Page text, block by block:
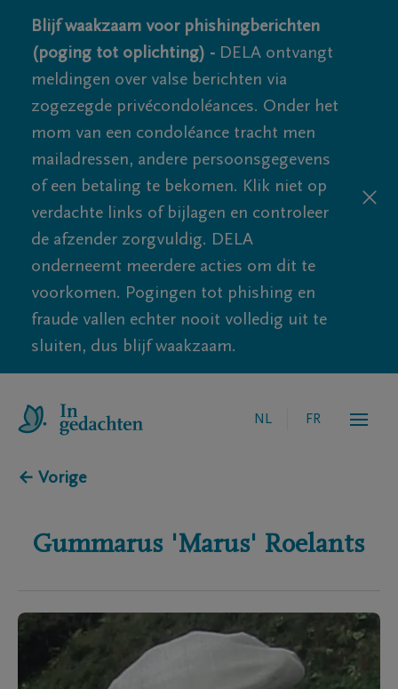
Blijf waakzaam voor phishingberichten
(poging tot oplichting) - DELA ontvangt
meldingen over valse berichten via
zogezegde privécondoléances. Onder het
mom van een condoléance tracht men
mailadressen, andere persoonsgegevens
of een betaling te bekomen. Klik niet op
verdachte links of bijlagen en controleer
de afzender zorgvuldig. DELA
onderneemt meerdere acties om dit te
voorkomen. Pogingen tot phishing en
fraude vallen echter nooit volledig uit te
sluiten, dus blijf waakzaam.
NL FR
← Vorige
Gummarus 'Marus' Roelants